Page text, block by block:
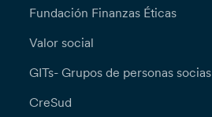
Fundación Finanzas Éticas
Valor social
GITs- Grupos de personas socias
CreSud